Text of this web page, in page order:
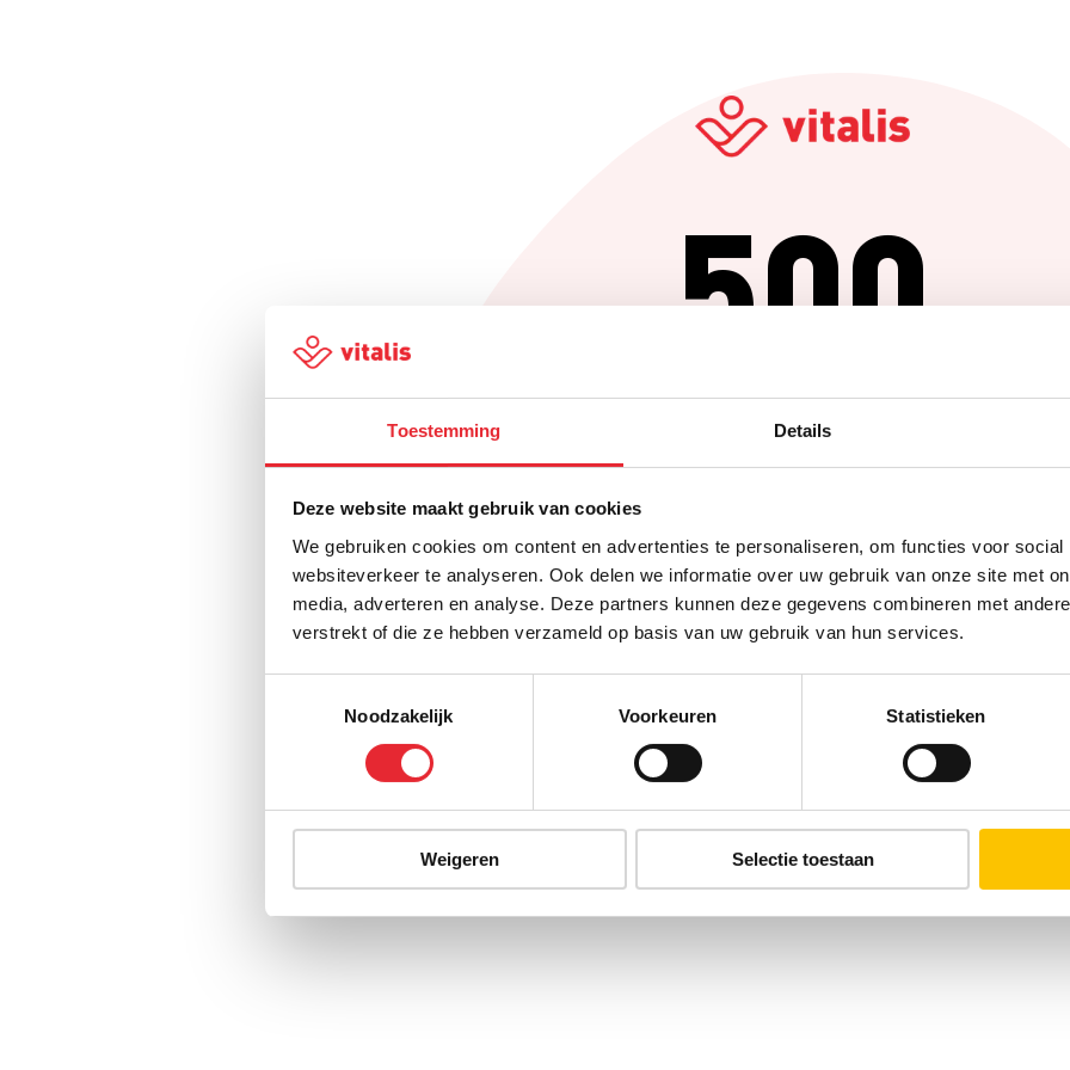
Toestemming Details
Deze website maakt gebruik van cookies
We gebruiken cookies om content en advertenties te personaliseren, om functies voor
websiteverkeer te analyseren. Ook delen we informatie over uw gebruik van onze site met
media, adverteren en analyse. Deze partners kunnen deze gegevens combineren met
verstrekt of die ze hebben verzameld op basis van uw gebruik van hun services.
Noodzakelijk
Voorkeuren Statistieken
Weigeren Selectie toestaan
500
Er is iets fout gegaan
Probeer het later opnieuw of ga terug naar de homepagina.
Home